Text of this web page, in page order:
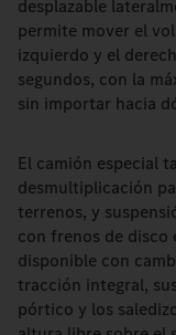
desplazable
permite mover el
izquierdo y el
segundos, con la
sin importar hacia
El camión especial
desmultiplicación
terrenos, y
con frenos de disco
disponible con
tracción integral,
pórtico y los